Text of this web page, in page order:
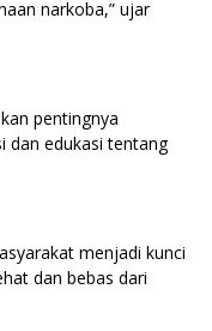
narkoba,” ujar
pentingnya
dan edukasi tentang
menjadi kunci
dan bebas dari